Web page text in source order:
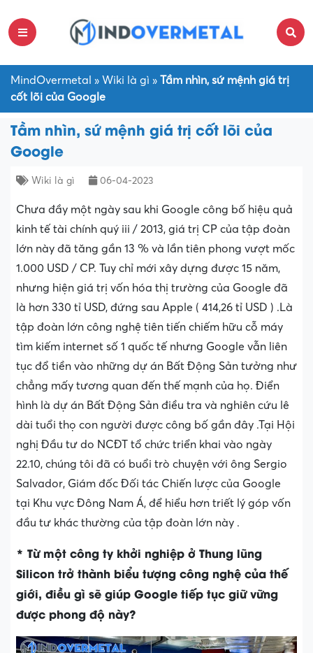
MindOvermetal » Wiki là gì » Tầm nhìn, sứ mệnh giá trị
cốt lõi của Google
Tầm nhìn, sứ mệnh giá trị cốt lõi của
Google
Wiki là gì 06-04-2023
Chưa đầy một ngày sau khi Google công bố hiệu quả
kinh tế tài chính quý iii / 2013, giá trị CP của tập đoàn
lớn này đã tăng gần 13 % và lần tiên phong vượt mốc
1.000 USD / CP. Tuy chỉ mới xây dựng được 15 năm,
nhưng hiện giá trị vốn hóa thị trường của Google đã
là hơn 330 tỉ USD, đứng sau Apple ( 414,26 tỉ USD ) .Là
tập đoàn lớn công nghệ tiên tiến chiếm hữu cỗ máy
tìm kiếm internet số 1 quốc tế nhưng Google vẫn liên
tục đổ tiền vào những dự án Bất Động Sản tưởng như
chẳng mấy tương quan đến thế mạnh của họ. Điển
hình là dự án Bất Động Sản điều tra và nghiên cứu lê
dài tuổi thọ con người được công bố gần đây .Tại Hội
nghị Đầu tư do NCĐT tổ chức triển khai vào ngày
22.10, chúng tôi đã có buổi trò chuyện với ông Sergio
Salvador, Giám đốc Đối tác Chiến lược của Google
tại Khu vực Đông Nam Á, để hiểu hơn triết lý góp vốn
đầu tư khác thường của tập đoàn lớn này .
* Từ một công ty khởi nghiệp ở Thung lũng
Silicon trở thành biểu tượng công nghệ của thế
giới, điều gì sẽ giúp Google tiếp tục giữ vững
được phong độ này?